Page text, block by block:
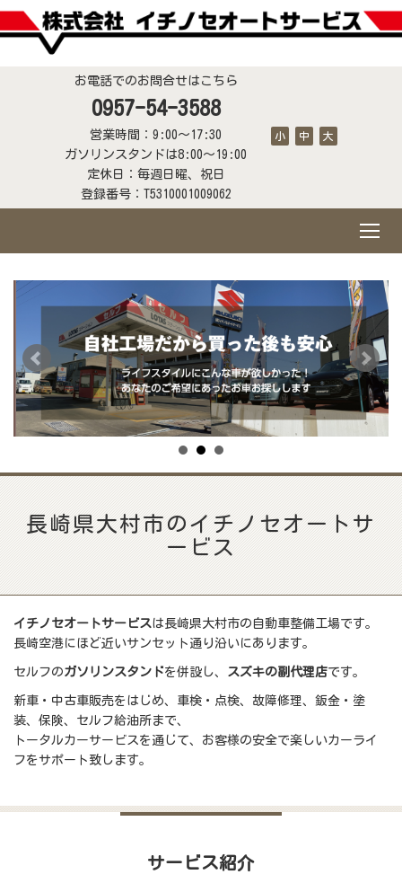
お電話でのお問合せはこちら
0957-54-3588
営業時間：9:00～17:30
ガソリンスタンドは8:00～19:00
定休日：毎週日曜、祝日
登録番号：T5310001009062
小 中 大
長崎県大村市のイチノセオートサ
ービス
イチノセオートサービスは長崎県大村市の自動車整備工場です。
長崎空港にほど近いサンセット通り沿いにあります。
セルフのガソリンスタンドを併設し、 スズキの副代理店です。
新車・中古車販売をはじめ、車検・点検、故障修理、鈑金・塗
装、保険、セルフ給油所まで、
トータルカーサービスを通じて、お客様の安全で楽しいカーライ
フをサポート致します。
サービス紹介